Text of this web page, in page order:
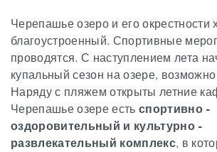
Черепашье озеро и его окрестности
благоустроенный. Спортивные
проводятся. С наступлением лета
купальный сезон на озере, возможно
Наряду с пляжем открыты летние
Черепашье озере есть спортивно -
оздоровительный и культурно -
развлекательный комплекс, в